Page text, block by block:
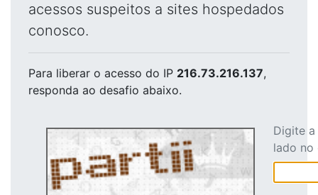
acessos suspeitos a sites hospedados
conosco.
Para liberar o acesso do IP 216.73.216.137,
responda ao desafio abaixo.
Digite
lado no